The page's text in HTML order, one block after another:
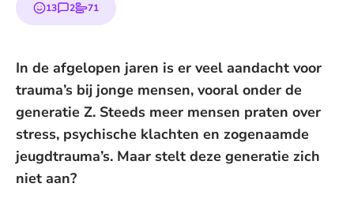
13
emojis2
reacties
71
stemmen
In de afgelopen jaren is er veel aandacht voor
trauma’s bij jonge mensen, vooral onder de
generatie Z. Steeds meer mensen praten over
stress, psychische klachten en zogenaamde
jeugdtrauma’s. Maar stelt deze generatie zich
niet aan?